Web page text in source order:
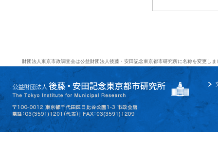
財団法人東京市政調査会は公益財団法人後藤・安田記念東京都市研究所に名称を変更しま